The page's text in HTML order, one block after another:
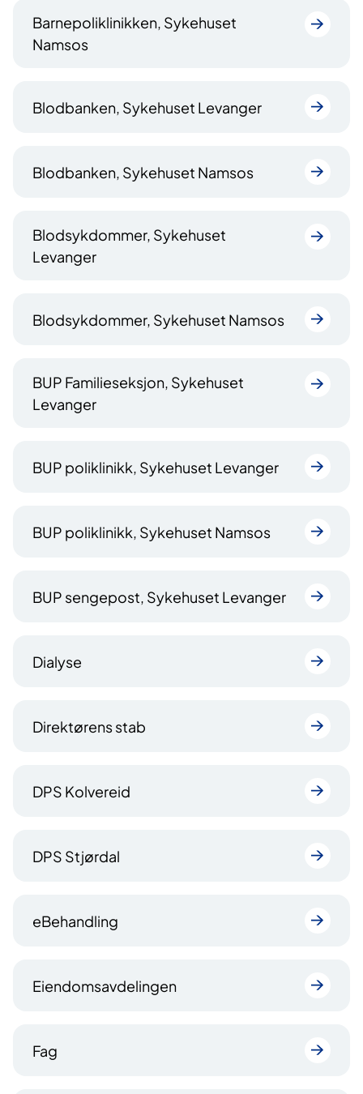
Barnepoliklinikken, Sykehuset
Namsos
Blodbanken, Sykehuset Levanger
Blodbanken, Sykehuset Namsos
Blodsykdommer, Sykehuset
Levanger
Blodsykdommer, Sykehuset Namsos
BUP Familieseksjon, Sykehuset
Levanger
BUP poliklinikk, Sykehuset Levanger
BUP poliklinikk, Sykehuset Namsos
BUP sengepost, Sykehuset Levanger
Dialyse
Direktørens stab
DPS Kolvereid
DPS Stjørdal
eBehandling
Eiendomsavdelingen
Fag